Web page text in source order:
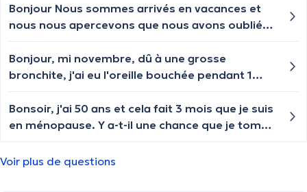
masturbe que via des films pornographique
est-ce que cette consommation (tous les jours)
prématurée ?
Bonjour Nous sommes arrivés en vacances et
nous nous apercevons que nous avons oublié
coversyl 5 mg et mon compagnon le coversyl
10mg plus Peut-on s’en passer une semaine
Bonjour, mi novembre, dû à une grosse
bronchite, j'ai eu l'oreille bouchée pendant 1
ai toujours une pression dans l'oreille (oreille
qui a subi une tympanoplastie) et j'entends la
crépitements. Je prend l'avion début juin, on
Bonsoir, j'ai 50 ans et cela fait 3 mois que je suis
en ménopause. Y a-t-il une chance que je tombe
Voir plus de questions